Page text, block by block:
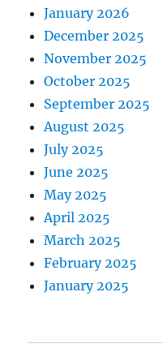
January 2026
December 2025
November 2025
October 2025
September 2025
August 2025
July 2025
June 2025
May 2025
April 2025
March 2025
February 2025
January 2025